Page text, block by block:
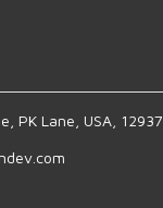
PK Lane, USA, 12937